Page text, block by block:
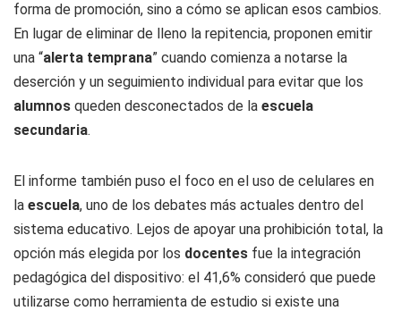
forma de promoción, sino a cómo se aplican esos cambios.
En lugar de eliminar de lleno la repitencia, proponen emitir
una “alerta temprana” cuando comienza a notarse la
deserción y un seguimiento individual para evitar que los
alumnos queden desconectados de la escuela
secundaria.
El informe también puso el foco en el uso de celulares en
la escuela, uno de los debates más actuales dentro del
sistema educativo. Lejos de apoyar una prohibición total, la
opción más elegida por los docentes fue la integración
pedagógica del dispositivo: el 41,6% consideró que puede
utilizarse como herramienta de estudio si existe una